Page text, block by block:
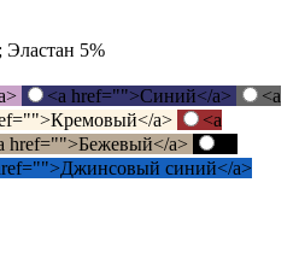
5%
<a href="">Синий</a>
<a
a>
<a
href="">Бежевый</a>
синий</a>